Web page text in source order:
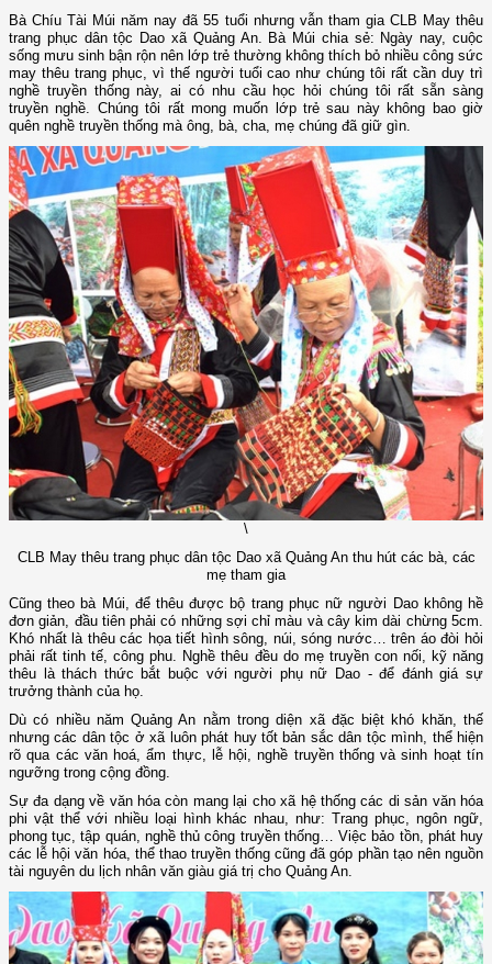
Bà Chíu Tài Múi năm nay đã 55 tuổi nhưng vẫn tham gia CLB May thêu
trang phục dân tộc Dao xã Quảng An. Bà Múi chia sẻ: Ngày nay, cuộc
sống mưu sinh bận rộn nên lớp trẻ thường không thích bỏ nhiều công sức
may thêu trang phục, vì thế người tuổi cao như chúng tôi rất cần duy trì
nghề truyền thống này, ai có nhu cầu học hỏi chúng tôi rất sẵn sàng
truyền nghề. Chúng tôi rất mong muốn lớp trẻ sau này không bao giờ
quên nghề truyền thống mà ông, bà, cha, mẹ chúng đã giữ gìn.
\
CLB May thêu trang phục dân tộc Dao xã Quảng An thu hút các bà, các
mẹ tham gia
Cũng theo bà Múi, để thêu được bộ trang phục nữ người Dao không hề
đơn giản, đầu tiên phải có những sợi chỉ màu và cây kim dài chừng 5cm.
Khó nhất là thêu các họa tiết hình sông, núi, sóng nước… trên áo đòi hỏi
phải rất tinh tế, công phu. Nghề thêu đều do mẹ truyền con nối, kỹ năng
thêu là thách thức bắt buộc với người phụ nữ Dao - để đánh giá sự
trưởng thành của họ.
Dù có nhiều năm Quảng An nằm trong diện xã đặc biệt khó khăn, thế
nhưng các dân tộc ở xã luôn phát huy tốt bản sắc dân tộc mình, thể hiện
rõ qua các văn hoá, ẩm thực, lễ hội, nghề truyền thống và sinh hoạt tín
ngưỡng trong cộng đồng.
Sự đa dạng về văn hóa còn mang lại cho xã hệ thống các di sản văn hóa
phi vật thể với nhiều loại hình khác nhau, như: Trang phục, ngôn ngữ,
phong tục, tập quán, nghề thủ công truyền thống… Việc bảo tồn, phát huy
các lễ hội văn hóa, thể thao truyền thống cũng đã góp phần tạo nên nguồn
tài nguyên du lịch nhân văn giàu giá trị cho Quảng An.